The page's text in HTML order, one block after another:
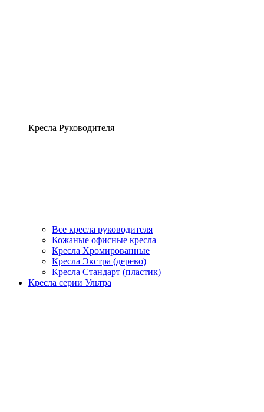
Кресла Руководителя
Все кресла руководителя
Кожаные офисные кресла
Кресла Хромированные
Кресла Экстра (дерево)
Кресла Стандарт (пластик)
Кресла серии Ультра